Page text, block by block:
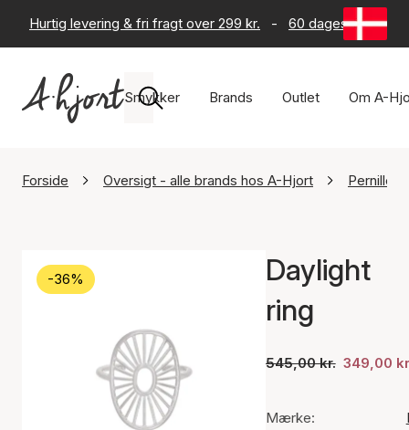
Hurtig levering & fri fragt over 299 kr. - 60 dages returret
Smykker Brands Outlet Om A-
Forside Oversigt - alle brands hos A-Hjort Pernille
-36%
Daylight
ring
545,00 kr. 349,00
Mærke: